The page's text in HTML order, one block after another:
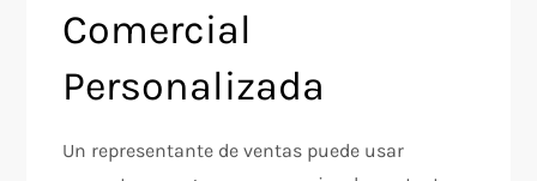
Comercial
Personalizada
Un representante de ventas puede usar